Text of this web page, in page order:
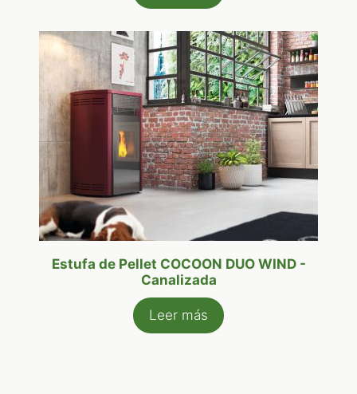
Estufa de Pellet COCOON DUO WIND -
Canalizada
Leer más